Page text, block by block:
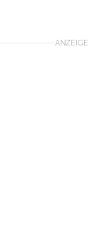
ANZEIGE